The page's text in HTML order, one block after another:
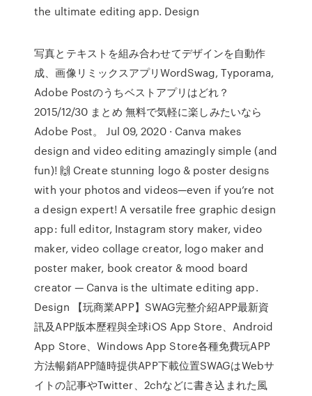
the ultimate editing app. Design
写真とテキストを組み合わせてデザインを自動作
成、画像リミックスアプリWordSwag, Typorama,
Adobe Postのうちベストアプリはどれ？
2015/12/30 まとめ 無料で気軽に楽しみたいなら
Adobe Post。 Jul 09, 2020 · Canva makes
design and video editing amazingly simple (and
fun)! 🙌 Create stunning logo & poster designs
with your photos and videos—even if you’re not
a design expert! A versatile free graphic design
app: full editor, Instagram story maker, video
maker, video collage creator, logo maker and
poster maker, book creator & mood board
creator — Canva is the ultimate editing app.
Design 【玩商業APP】SWAG完整介紹APP最新資
訊及APP版本歷程與全球iOS App Store、Android
App Store、Windows App Store各種免費玩APP
方法暢銷APP隨時提供APP下載位置SWAGはWebサ
イトの記事やTwitter、2chなどに書き込まれた風